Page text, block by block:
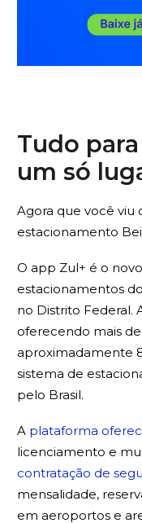
Tudo
um só
Agora que você viu
estacionamento
O app Zul+ é o
estacionamentos
no Distrito Federal.
oferecendo mais
aproximadamente
sistema de
pelo Brasil.
A plataforma
licenciamento e
contratação de
mensalidade,
em aeroportos e